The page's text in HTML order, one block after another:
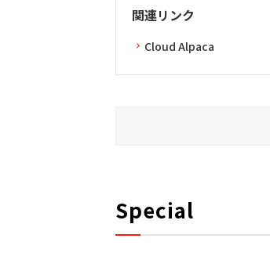
関連リンク
Cloud Alpaca
Special